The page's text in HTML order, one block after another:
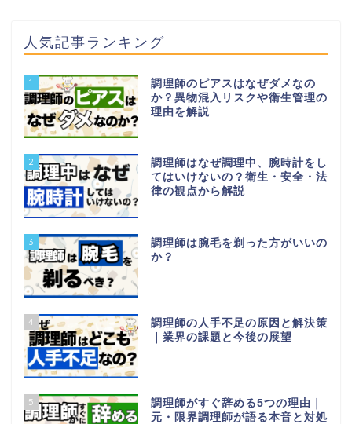
人気記事ランキング
1
調理師のピアスはなぜダメなの
か？異物混入リスクや衛生管理の
理由を解説
2
調理師はなぜ調理中、腕時計をし
てはいけないの？衛生・安全・法
律の観点から解説
3
調理師は腕毛を剃った方がいいの
か？
4
調理師の人手不足の原因と解決策
｜業界の課題と今後の展望
5
調理師がすぐ辞める5つの理由｜
元・限界調理師が語る本音と対処